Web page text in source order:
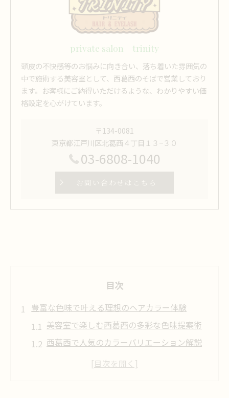
private salon trinity
頭皮の不快感等のお悩みに向き合い、落ち着いた雰囲気の
中で施術する美容室として、西葛西のそばで営業しており
ます。お客様にご納得いただけるような、わかりやすい価
格設定を心がけています。
〒134-0081
東京都江戸川区北葛西４丁目１３−３０
03-6808-1040
お問い合わせはこちら
目次
豊富な色味で叶える理想のヘアカラー体験
美容室で楽しむ西葛西の多彩な色味提案術
西葛西で人気のカラーバリエーション解説
美容室選びで叶える理想のヘアカラーデザ